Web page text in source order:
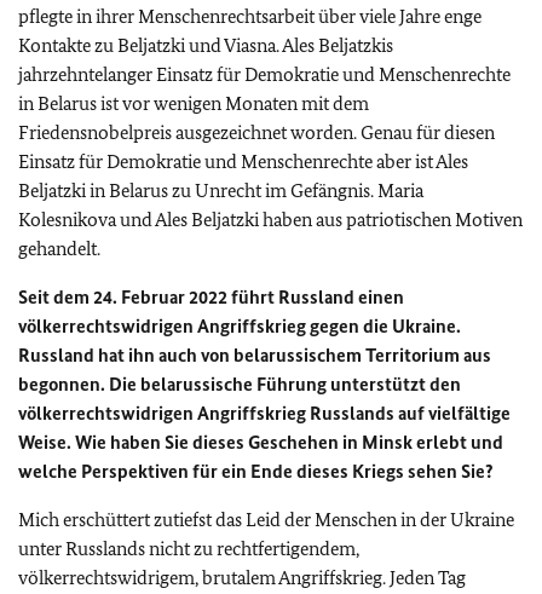
pflegte in ihrer Menschenrechtsarbeit über viele Jahre enge
Kontakte zu Beljatzki und Viasna. Ales Beljatzkis
jahrzehntelanger Einsatz für Demokratie und Menschenrechte
in Belarus ist vor wenigen Monaten mit dem
Friedensnobelpreis ausgezeichnet worden. Genau für diesen
Einsatz für Demokratie und Menschenrechte aber ist Ales
Beljatzki in Belarus zu Unrecht im Gefängnis. Maria
Kolesnikova und Ales Beljatzki haben aus patriotischen Motiven
gehandelt.
Seit dem 24. Februar 2022 führt Russland einen
völkerrechtswidrigen Angriffskrieg gegen die Ukraine.
Russland hat ihn auch von belarussischem Territorium aus
begonnen. Die belarussische Führung unterstützt den
völkerrechtswidrigen Angriffskrieg Russlands auf vielfältige
Weise. Wie haben Sie dieses Geschehen in Minsk erlebt und
welche Perspektiven für ein Ende dieses Kriegs sehen Sie?
Mich erschüttert zutiefst das Leid der Menschen in der Ukraine
unter Russlands nicht zu rechtfertigendem,
völkerrechtswidrigem, brutalem Angriffskrieg. Jeden Tag